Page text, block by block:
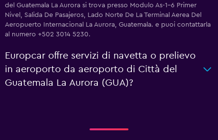
del Guatemala La Aurora si trova presso Modulo As-1-6 Primer
Nivel, Salida De Pasajeros, Lado Norte De La Terminal Aerea Del
Aeropuerto Internacional La Aurora, Guatemala. e puoi contattarla
al numero +502 3014 5230.
Europcar offre servizi di navetta o prelievo
in aeroporto da aeroporto di Città del
Guatemala La Aurora (GUA)?